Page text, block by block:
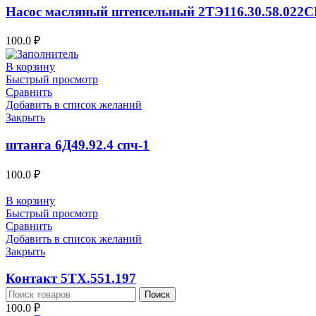
Насос масляный штепсельный
100.0 ₽
В корзину
Быстрый просмотр
Сравнить
Добавить в список желаний
Закрыть
штанга 6Д49.92.4 спч-1
100.0 ₽
В корзину
Быстрый просмотр
Сравнить
Добавить в список желаний
Закрыть
Контакт 5ТХ.551.197
100.0 ₽
Поиск